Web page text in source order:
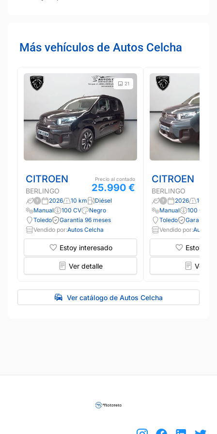
Más vehículos de Autos Celcha
21
CITROEN
BERLINGO
Precio al contado
25.990 €
2026 10 km
Diésel
Manual
100 CV
Negro
Toledo
Garantía 96 meses
Vendido por:Autos Celcha
Estoy interesado
Ver detalle
CITROEN
BERLINGO
2026
10 km
Manual
100 CV
Toledo
Garantía
Vendido por:Autos
Estoy
Ver
Ver catálogo de Autos Celcha